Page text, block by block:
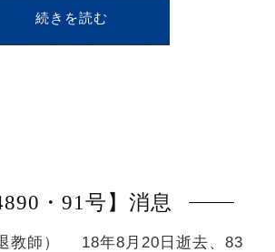
続きを読む
・91号】消息
教師） 18年8月20日逝去、83